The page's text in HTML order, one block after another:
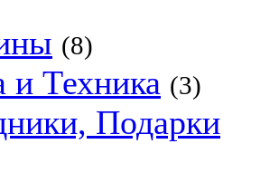
(8)
и Техника (3)
Подарки